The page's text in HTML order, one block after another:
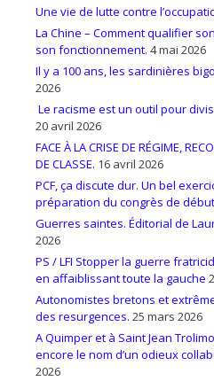
Une vie de lutte contre
La Chine – Comment qualifier
son fonctionnement. 4 mai 2026
Il y a 100 ans, les sardinières
2026
Le racisme est un outil pour
20 avril 2026
FACE À LA CRISE DE RÉGIME,
DE CLASSE. 16 avril 2026
PCF, ça discute dur. Un bel
préparation du congrès de
Guerres saintes. Éditorial de
2026
PS / LFI Stopper la guerre
en affaiblissant toute la gauche
Autonomistes bretons et
des resurgences. 25 mars 2026
A Quimper et à Saint Jean
encore le nom d’un odieux
2026